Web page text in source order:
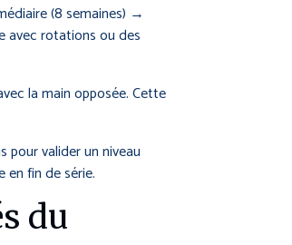
(8 semaines) →
avec rotations ou des
la main opposée. Cette
pour valider un niveau
en fin de série.
du